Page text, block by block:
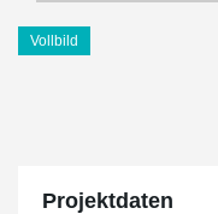
Vollbild
Projektdaten